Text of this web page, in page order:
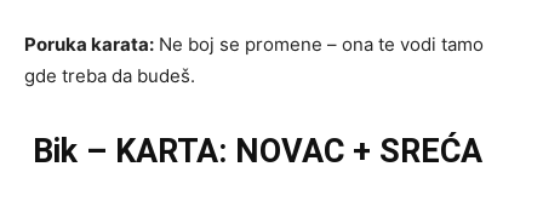
Poruka karata: Ne boj se promene – ona te vodi tamo
gde treba da budeš.
Bik – KARTA: NOVAC + SREĆA